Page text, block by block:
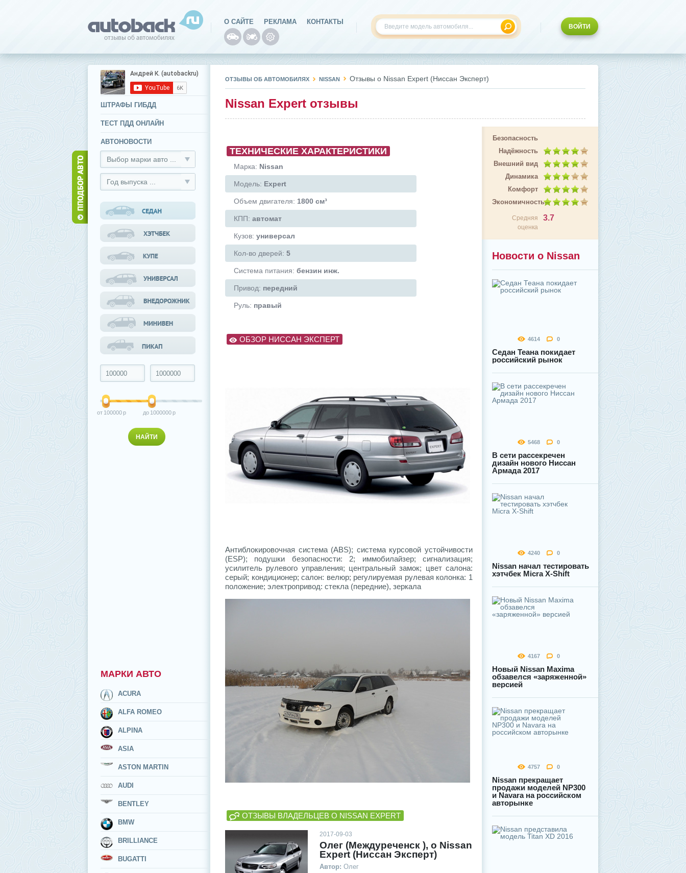
О САЙТЕ РЕКЛАМА КОНТАКТЫ
ВОЙТИ
ШТРАФЫ ГИБДД
ТЕСТ ПДД ОНЛАЙН
АВТОНОВОСТИ
Выбор марки авто ...
Год выпуска ...
100000 1000000
МАРКИ АВТО
ACURA
ALFA ROMEO
ALPINA
ASIA
ASTON MARTIN
AUDI
BENTLEY
BMW
BRILLIANCE
BUGATTI
ОТЗЫВЫ ОБ АВТОМОБИЛЯХ NISSAN Отзывы о Nissan Expert (Ниссан Эксперт)
Nissan Expert отзывы
ТЕХНИЧЕСКИЕ ХАРАКТЕРИСТИКИ
Марка: Nissan
Модель: Expert
Объем двигателя: 1800 см³
КПП: автомат
Кузов: универсал
Кол-во дверей: 5
Система питания: бензин инж.
Привод: передний
Руль: правый
ОБЗОР НИССАН ЭКСПЕРТ
Антиблокировочная система (ABS); система курсовой устойчивости
(ESP); подушки безопасности: 2; иммобилайзер; сигнализация;
усилитель рулевого управления; центральный замок; цвет салона:
серый; кондиционер; салон: велюр; регулируемая рулевая колонка: 1
положение; электропривод: стекла (передние), зеркала
ОТЗЫВЫ ВЛАДЕЛЬЦЕВ О NISSAN EXPERT
2017-09-03
Олег (Междуреченск ), о Nissan
Expert (Ниссан Эксперт)
Автор: Олег
Безопасность
Надёжность
Внешний вид
Динамика
Комфорт
Экономичность
Средняя
оценка
3.7
Новости о Nissan
4614 0
Седан Теана покидает
российский рынок
5468 0
В сети рассекречен
дизайн нового Ниссан
Армада 2017
4240 0
Nissan начал тестировать
хэтчбек Micra Х-Shift
4167 0
Новый Nissan Maxima
обзавелся «заряженной»
версией
4757 0
Nissan прекращает
продажи моделей NP300
и Navara на российском
авторынке